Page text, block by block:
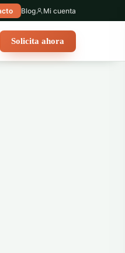
Blog Mi cuenta
Solicita ahora